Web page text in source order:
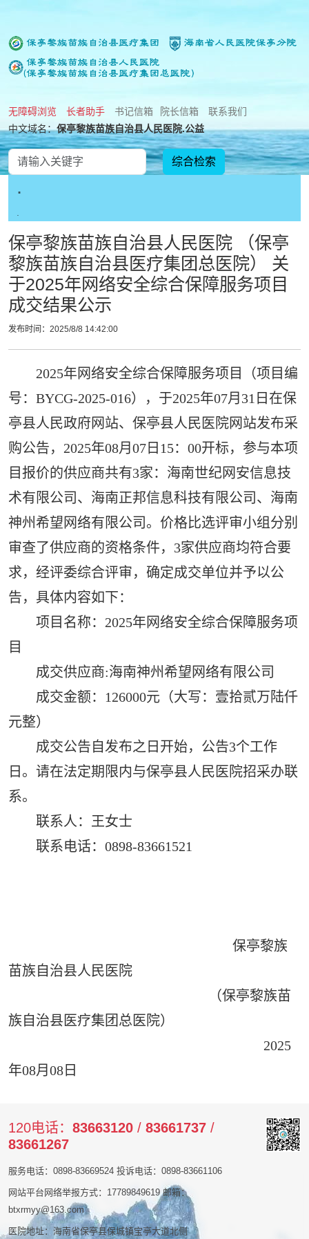
无障碍浏览 长者助手 书记信箱 院长信箱
联系我们
中文域名：保亭黎族苗族自治县人民医院.公益
.
保亭黎族苗族自治县人民医院 （保亭
黎族苗族自治县医疗集团总医院） 关
于2025年网络安全综合保障服务项目
成交结果公示
发布时间：2025/8/8 14:42:00
2025年网络安全综合保障服务项目（项目编
号：BYCG-2025-016），于2025年07月31日在保
亭县人民政府网站、保亭县人民医院网站发布采
购公告，2025年08月07日15：00开标，参与本项
目报价的供应商共有3家：海南世纪网安信息技
术有限公司、海南正邦信息科技有限公司、海南
神州希望网络有限公司。价格比选评审小组分别
审查了供应商的资格条件，3家供应商均符合要
求，经评委综合评审，确定成交单位并予以公
告，具体内容如下：
项目名称：2025年网络安全综合保障服务项
目
成交供应商:海南神州希望网络有限公司
成交金额：126000元（大写：壹拾贰万陆仟
元整）
成交公告自发布之日开始，公告3个工作
日。请在法定期限内与保亭县人民医院招采办联
系。
联系人：王女士
联系电话：0898-83661521
保亭黎族
苗族自治县人民医院
（保亭黎族苗
族自治县医疗集团总医院）
2025
年08月08日
120电话： 83663120 / 83661737 /
83661267
服务电话：0898-83669524 投诉电话：0898-83661106
网站平台网络举报方式：17789849619 邮箱：
btxrmyy@163.com
医院地址：海南省保亭县保城镇宝亭大道北侧